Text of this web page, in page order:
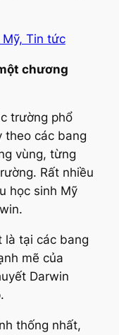
chương
trường phổ
theo các bang
vùng, từng
Rất nhiều
học sinh Mỹ
là tại các bang
mẽ của
Darwin
thống nhất,